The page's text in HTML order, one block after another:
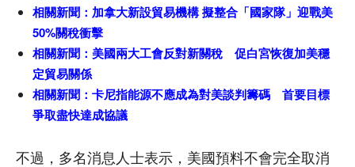
相關新聞： 加拿大新設貿易機構 擬整合「國家隊」迎戰美
50%關稅衝擊
相關新聞： 美國兩大工會反對新關稅 促白宮恢復加美穩
定貿易關係
相關新聞： 卡尼指能源不應成為對美談判籌碼 首要目標
爭取盡快達成協議
不過，多名消息人士表示，美國預料不會完全取消